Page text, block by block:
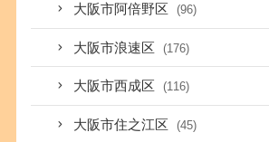
大阪市阿倍野区 (96)
大阪市浪速区 (176)
大阪市西成区 (116)
大阪市住之江区 (45)